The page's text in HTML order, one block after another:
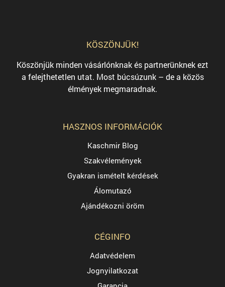
KÖSZÖNJÜK!
Köszönjük minden vásárlónknak és partnerünknek ezt
a felejthetetlen utat. Most búcsúzunk – de a közös
élmények megmaradnak.
HASZNOS INFORMÁCIÓK
Kaschmir Blog
Szakvélemények
Gyakran ismételt kérdések
Álomutazó
Ajándékozni öröm
CÉGINFO
Adatvédelem
Jognyilatkozat